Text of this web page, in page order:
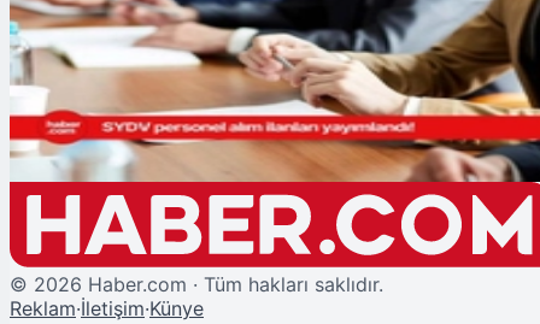
Şu An Okunan
Aile Bakanlığı 18 vakfa personel alımı yapacak! İşte başvuru ş
© 2026 Haber.com · Tüm hakları saklıdır.
Reklam·İletişim·Künye